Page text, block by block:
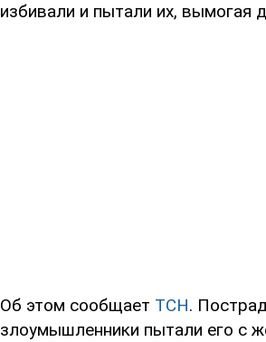
избивали и пытали их, вымогая
Об этом сообщает ТСН.
злоумышленники пытали его с